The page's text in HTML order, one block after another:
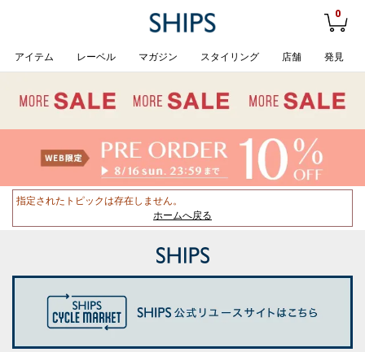
0
アイテム レーベル マガジン スタイリング 店舗 発見
指定されたトピックは存在しません。
ホームへ戻る